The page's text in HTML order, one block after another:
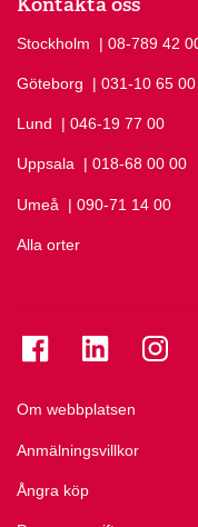
Stockholm Ring
| 08-789 42
Göteborg Ring Göteborg
| 031-10 65 00
Lund Ring Lund på
| 046-19 77 00
Uppsala Ring Uppsala på
| 018-68 00 00
Umeå Ring Umeå på
| 090-71 14 00
Alla orter
Om webbplatsen
Anmälningsvillkor
Ångra köp
Se folkuniversitetet
Se